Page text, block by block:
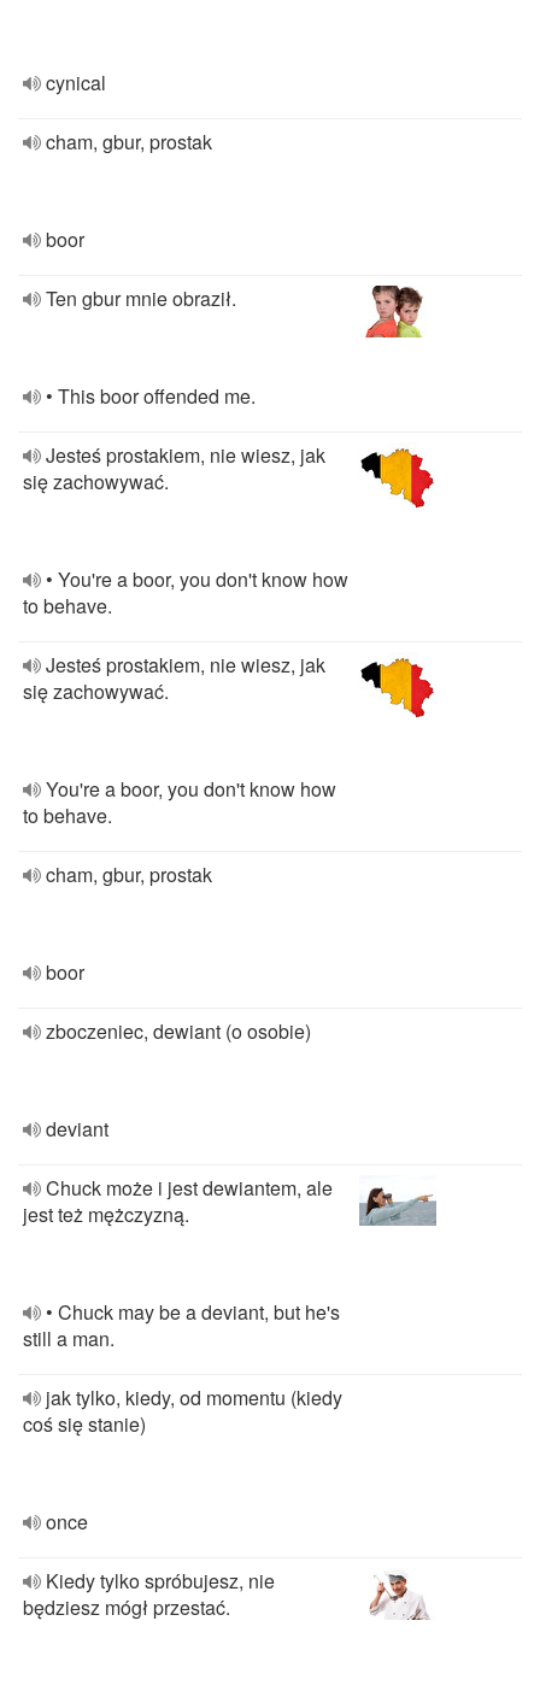
cynical
cham, gbur, prostak
boor
Ten gbur mnie obraził.
• This boor offended me.
Jesteś prostakiem, nie wiesz, jak
się zachowywać.
• You're a boor, you don't know how
to behave.
Jesteś prostakiem, nie wiesz, jak
się zachowywać.
You're a boor, you don't know how
to behave.
cham, gbur, prostak
boor
zboczeniec, dewiant (o osobie)
deviant
Chuck może i jest dewiantem, ale
jest też mężczyzną.
• Chuck may be a deviant, but he's
still a man.
jak tylko, kiedy, od momentu (kiedy
coś się stanie)
once
Kiedy tylko spróbujesz, nie
będziesz mógł przestać.